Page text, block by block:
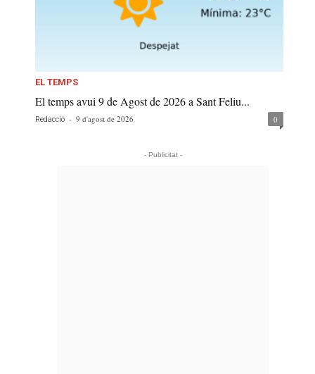
EL TEMPS
El temps avui 9 de Agost de 2026 a Sant Feliu...
Redacció - 9 d'agost de 2026 0
- Publicitat -